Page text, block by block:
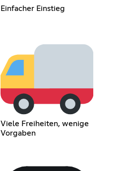
Einfacher Einstieg
Viele Freiheiten, wenige
Vorgaben